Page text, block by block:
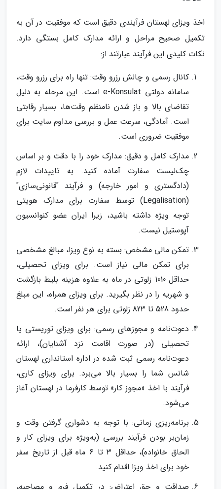
اخذ ویزای لهستان فرآیندی دقیق است که موفقیت در آن به
تکمیل صحیح مراحل و ارائه مدارک کامل بستگی دارد.
نکات کلیدی این فرآیند عبارتند از:
کانال رسمی و چالش رزرو وقت: تنها راه برای رزرو وقت،
سامانه دولتی e-Konsulat است. این مرحله به دلیل
تقاضای بالا و باز شدن نامنظم وقت‌ها، بسیار رقابتی
است. آمادگی، سرعت عمل و بررسی مداوم سایت برای
موفقیت ضروری است.
مدارک کامل و دقیق: مدارک خود را با دقت و بر اساس
چک‌لیست سفارت آماده کنید. به تاییدات لازم
(دادگستری و امور خارجه) و فرآیند "قانونی‌سازی"
(Legalisation) توسط سفارت برای مدارک هویتی
توجه ویژه داشته باشید، زیرا ایران عضو کنوانسیون
آپوستیل نیست.
تمکن مالی مشخص: بسته به نوع ویزا، مبالغ مشخصی
برای تمکن مالی نیاز است. برای ویزای تحصیلی،
حداقل 1010 زلوتی در ماه به علاوه هزینه بلیط بازگشت
و شهریه را در نظر بگیرید. برای ویزای همراه، این مبلغ
حدود 528 تا 823 زلوتی برای هر نفر است.
دعوت‌نامه و مجوزهای رسمی: برای ویزای توریستی یا
تحصیلی (در صورت اقامت نزد آشنایان)، ارائه
دعوت‌نامه رسمی ثبت شده در اداره استانداری لهستان
شانس شما را بسیار بالا می‌برد. برای ویزای کاری،
فرآیند با اخذ «مجوز کار» توسط کارفرما در لهستان آغاز
می‌شود.
برنامه‌ریزی زمانی: با توجه به دشواری گرفتن وقت و
زمان‌بر بودن فرآیند بررسی (به‌ویژه برای ویزای کار و
الحاق خانواده)، حداقل 3 تا 6 ماه قبل از تاریخ سفر
خود برای اخذ ویزا اقدام کنید.